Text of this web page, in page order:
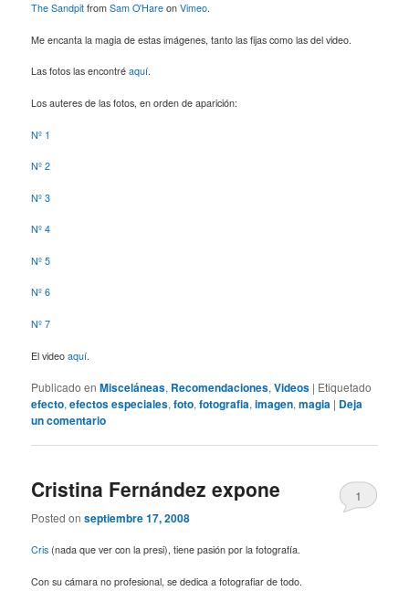
The Sandpit fromSam O'Hare onVimeo.
Me encanta la magia de estas imágenes, tanto las fijas como las del video.
Las fotos las encontréaquí.
Los auteres de las fotos, en orden de aparición:
Nº 1
Nº 2
Nº 3
Nº 4
Nº 5
Nº 6
Nº 7
El videoaquí.
Publicado en Misceláneas, Recomendaciones,Videos | Etiquetado
efecto,efectos especiales,foto,fotografia,imagen,magia | Deja
un comentario
Cristina Fernández expone
Posted onseptiembre 17, 2008
1
Cris (nada que ver con la presi), tiene pasión por la fotografía.
Con su cámara no profesional, se dedica a fotografiar de todo.